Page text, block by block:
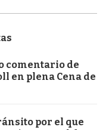
comentario de
en plena Cena de
por el que